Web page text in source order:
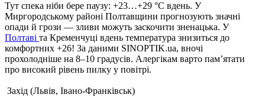
Тут спека ніби бере паузу: +23…+29 °C вдень. У
Миргородському районі Полтавщини прогнозують значні
опади й грози — зливи можуть заскочити зненацька. У
Полтаві та Кременчуці вдень температура знизиться до
комфортних +26! За даними SINOPTIK.ua, вночі
прохолодніше на 8–10 градусів. Алергікам варто пам’ятати
про високий рівень пилку у повітрі.
Захід (Львів, Івано-Франківськ)